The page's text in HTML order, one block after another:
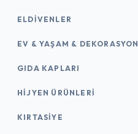
ELDIVENLER
EV & YAŞAM & DEKORASYON
GIDA KAPLARI
HIJYEN ÜRÜNLERI
KIRTASİYE